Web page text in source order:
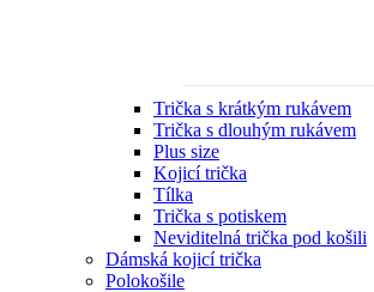
Trička s krátkým rukávem
Trička s dlouhým rukávem
Plus size
Kojicí trička
Tílka
Trička s potiskem
Neviditelná trička pod košili
Dámská kojicí trička
Polokošile